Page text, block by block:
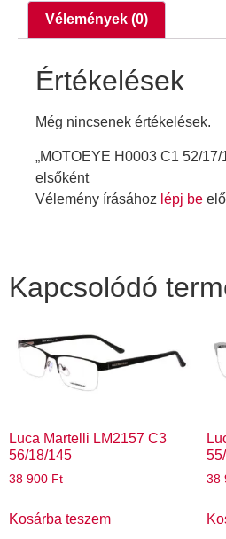
Vélemények (0)
Értékelések
Még nincsenek értékelések.
„MOTOEYE H0003 C1 52/17/
elsőként
Vélemény írásához lépj be
Kapcsolódó
Luca Martelli LM2157 C3
56/18/145
38 900 Ft
Kosárba teszem
38